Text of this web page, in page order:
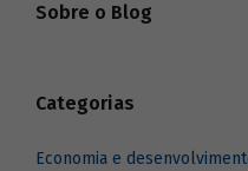
Sobre o Blog
Categorias
Economia e